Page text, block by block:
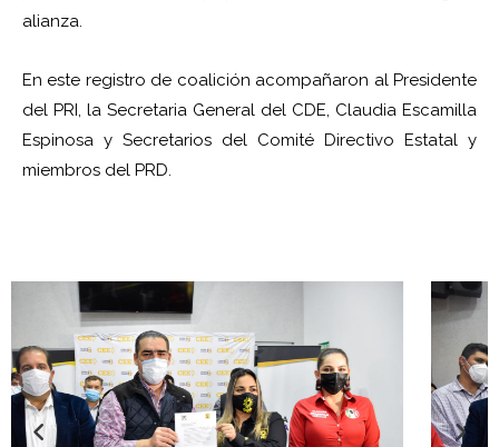
alianza.
En este registro de coalición acompañaron al Presidente
del PRI, la Secretaria General del CDE, Claudia Escamilla
Espinosa y Secretarios del Comité Directivo Estatal y
miembros del PRD.